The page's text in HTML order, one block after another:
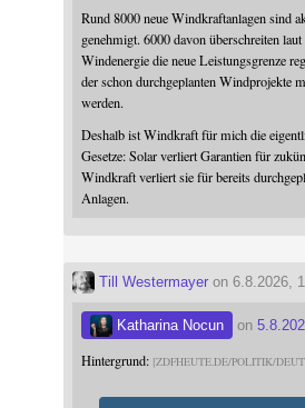
Rund 8000 neue Windkraftanlagen sind
genehmigt. 6000 davon überschreiten
Windenergie die neue Leistungsgrenze
der schon durchgeplanten Windprojekte
werden.
Deshalb ist Windkraft für mich die
Gesetze: Solar verliert Garantien für
Windkraft verliert sie für bereits
Anlagen.
Till Westermayer on 6.8.2026,
Katharina Nocun on
Hintergrund: ZDFHEUTE.DE/POLITIK/